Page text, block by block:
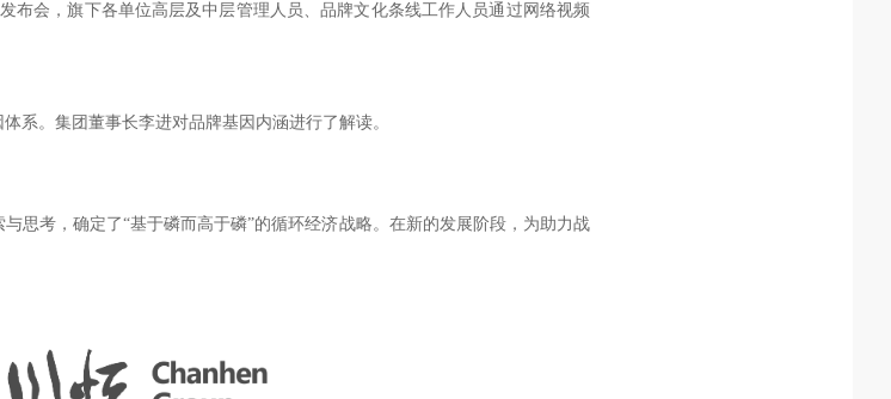
布会，旗下各单位高层及中层管理人员、品牌文化条线工作人员通过网络视频
系。集团董事长李进对品牌基因内涵进行了解读。
思考，确定了“基于磷而高于磷”的循环经济战略。在新的发展阶段，为助力战